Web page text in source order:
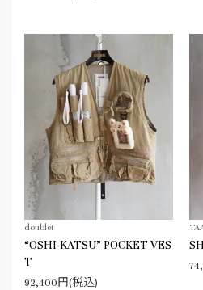
doublet
“OSHI-KATSU” POCKET VES
T
92,400円(税込)